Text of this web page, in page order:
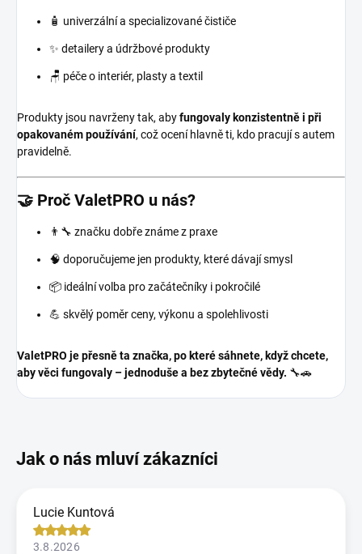
🧴 univerzální a specializované čističe
✨ detailery a údržbové produkty
🪑 péče o interiér, plasty a textil
Produkty jsou navrženy tak, abyfungovaly konzistentně i při
opakovaném používání, což ocení hlavně ti, kdo pracují s autem
pravidelně.
🤝 Proč ValetPRO u nás?
👨‍🔧 značku dobře známe z praxe
🧠 doporučujeme jen produkty, které dávají smysl
📦 ideální volba pro začátečníky i pokročilé
💪 skvělý poměr ceny, výkonu a spolehlivosti
ValetPRO je přesně ta značka, po které sáhnete, když chcete,
aby věci fungovaly – jednoduše a bez zbytečné vědy. 🔧🚗
Lucie Kuntová
3.8.2026